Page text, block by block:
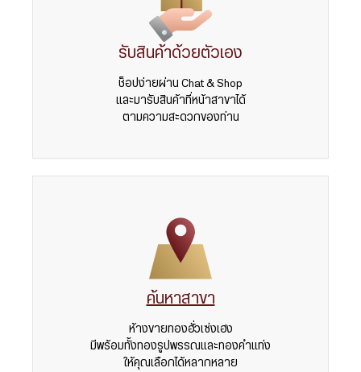
รับสินค้าด้วยตัวเอง
ช็อปง่ายผ่าน Chat & Shop
และมารับสินค้าที่หน้าสาขาได้
ตามความสะดวกของท่าน
ค้นหาสาขา
ห้างขายทองฮั่วเซ่งเฮง
มีพร้อมทั้งทองรูปพรรณและทองคำแท่ง
ให้คุณเลือกได้หลากหลาย